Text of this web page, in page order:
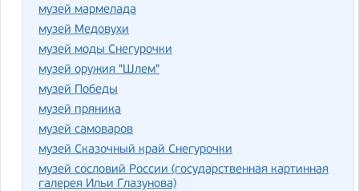
музей мармелада
музей Медовухи
музей моды Снегурочки
музей оружия "Шлем"
музей Победы
музей пряника
музей самоваров
музей Сказочный край Снегурочки
музей сословий России (государственная картинная
галерея Ильи Глазунова)